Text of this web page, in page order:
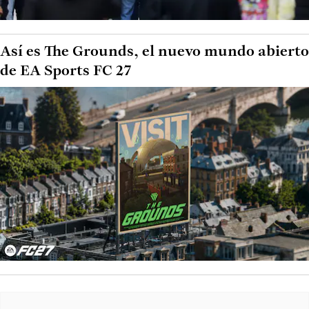
Así es The Grounds, el nuevo mundo abierto
de EA Sports FC 27